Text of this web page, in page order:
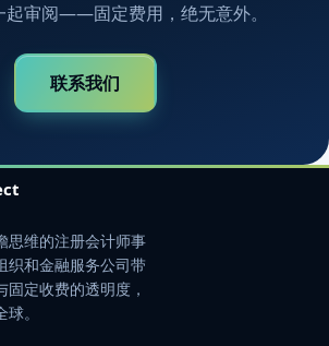
起审阅——固定费用，绝无意外。
联系我们
思维的注册会计师事
织和金融服务公司带
定收费的透明度，
。